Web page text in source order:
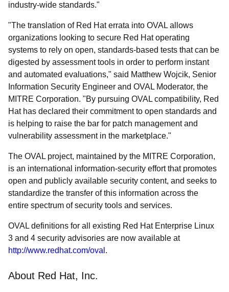
industry-wide standards."
"The translation of Red Hat errata into OVAL allows
organizations looking to secure Red Hat operating
systems to rely on open, standards-based tests that can be
digested by assessment tools in order to perform instant
and automated evaluations," said Matthew Wojcik, Senior
Information Security Engineer and OVAL Moderator, the
MITRE Corporation. "By pursuing OVAL compatibility, Red
Hat has declared their commitment to open standards and
is helping to raise the bar for patch management and
vulnerability assessment in the marketplace."
The OVAL project, maintained by the MITRE Corporation,
is an international information-security effort that promotes
open and publicly available security content, and seeks to
standardize the transfer of this information across the
entire spectrum of security tools and services.
OVAL definitions for all existing Red Hat Enterprise Linux
3 and 4 security advisories are now available at
http://www.redhat.com/oval .
About Red Hat, Inc.